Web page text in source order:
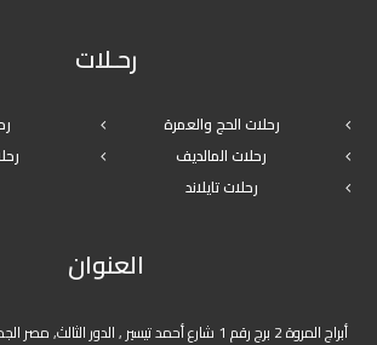
رحـلات
رحلات الحج والعمرة
رحلات المالديف
رحلات تايلاند
العنوان
أبراج المروة 2 برج رقم 1 شارع أحمد تيسير , الدور